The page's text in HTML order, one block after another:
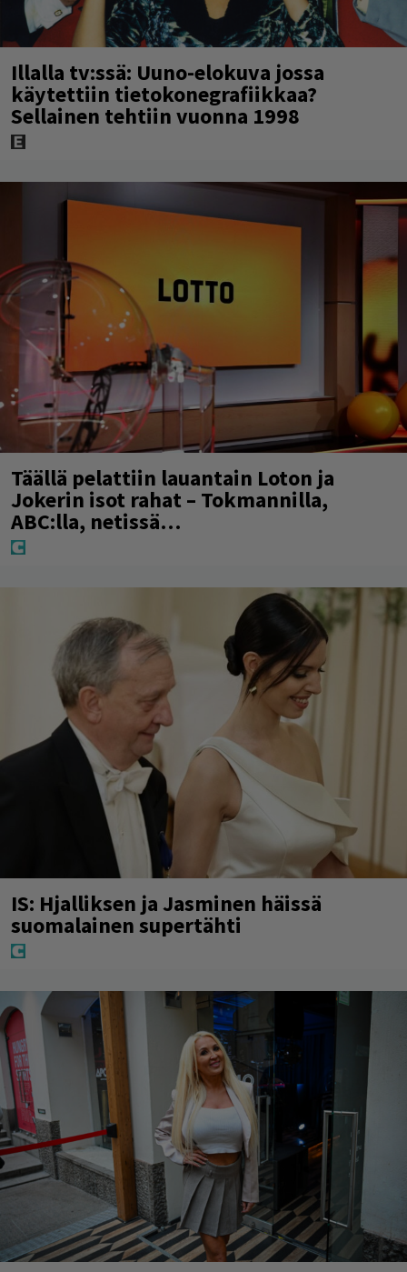
Illalla tv:ssä: Uuno-elokuva jossa
käytettiin tietokonegrafiikkaa?
Sellainen tehtiin vuonna 1998
Täällä pelattiin lauantain Loton ja
Jokerin isot rahat – Tokmannilla,
ABC:lla, netissä…
IS: Hjalliksen ja Jasminen häissä
suomalainen supertähti